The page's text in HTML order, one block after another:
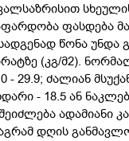
ფასდება
წონა უნდა
(კგ/მ2).
- 29.9; ძალიან
- 18.5 ან
ადამიანი
დღის